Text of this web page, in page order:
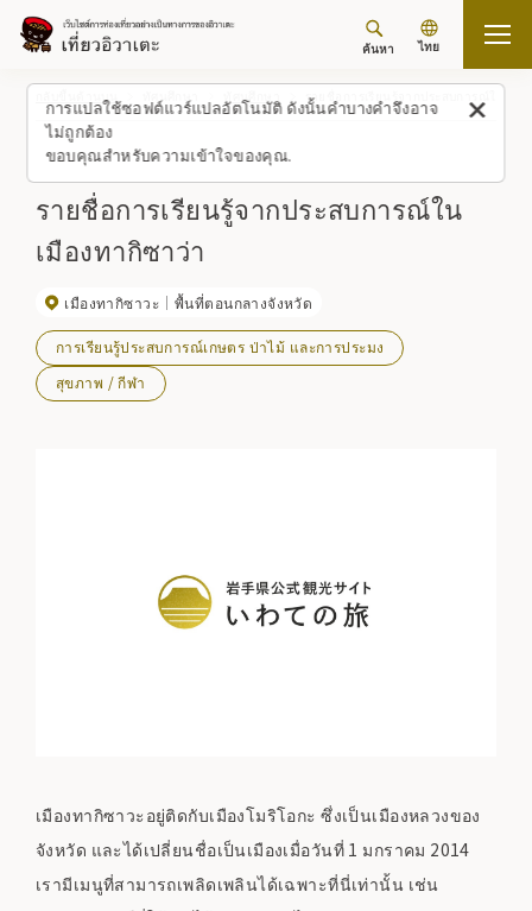
การแปลใช้ซอฟต์แวร์แปลอัตโนมัติ ดังนั้นคำบางคำจึงอาจ
ไม่ถูกต้อง
ขอบคุณสำหรับความเข้าใจของคุณ.
ค้นหา ไทย
กลับขึ้นด้านบน ทัศนศึกษา ทัศนศึกษา รายชื่อการเรียนรู้จากประสบการณ์ในเมื
รายชื่อการเรียนรู้จากประสบการณ์ใน
เมืองทากิซาว่า
เมืองทากิซาวะ พื้นที่ตอนกลางจังหวัด
การเรียนรู้ประสบการณ์เกษตร ป่าไม้ และการประมง
สุขภาพ / กีฬา
เมืองทากิซาวะอยู่ติดกับเมืองโมริโอกะ ซึ่งเป็นเมืองหลวงของ
จังหวัด และได้เปลี่ยนชื่อเป็นเมืองเมื่อวันที่ 1 มกราคม 2014
เรามีเมนูที่สามารถเพลิดเพลินได้เฉพาะที่นี่เท่านั้น เช่น